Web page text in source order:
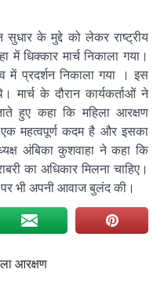
सुधार के मुद्दे को लेकर राष्ट्रीय
में धिक्कार मार्च निकाला गया।
में प्रदर्शन निकाला गया । इस
मार्च के दौरान कार्यकर्ताओं ने
हुए कहा कि महिला आरक्षण
महत्वपूर्ण कदम है और इसका
अंबिका कुशवाहा ने कहा कि
का अधिकार मिलना चाहिए।
पर भी अपनी आवाज बुलंद की।
आरक्षण